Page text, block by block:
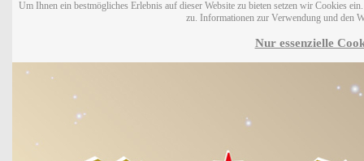
Um Ihnen ein bestmögliches Erlebnis auf dieser Website zu bieten setzen wir Cookies
zu. Informationen zur Verwendung und den
Nur essenzielle